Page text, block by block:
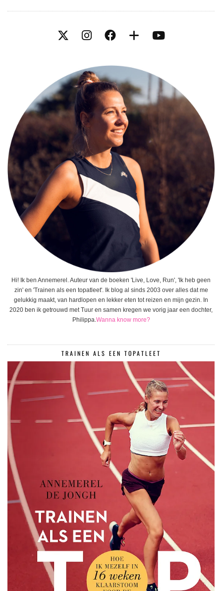
Hi! Ik ben Annemerel. Auteur van de boeken 'Live, Love, Run', 'Ik heb geen
zin' en 'Trainen als een topatleet'. Ik blog al sinds 2003 over alles dat me
gelukkig maakt, van hardlopen en lekker eten tot reizen en mijn gezin. In
2020 ben ik getrouwd met Tuur en samen kregen we vorig jaar een dochter,
Philippa. Wanna know more?
TRAINEN ALS EEN TOPATLEET